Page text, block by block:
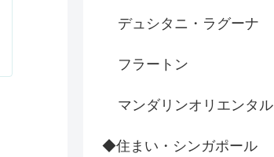
デュシタニ・ラグーナ
フラートン
マンダリンオリエンタル
◆住まい・シンガポール